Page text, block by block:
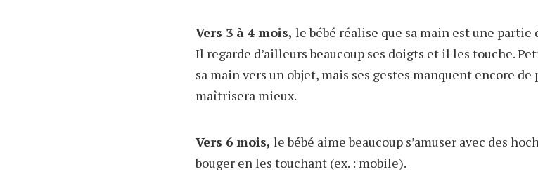
Vers 3 à 4 mois, le bébé réalise que sa main est une
Il regarde d’ailleurs beaucoup ses doigts et il les touche.
sa main vers un objet, mais ses gestes manquent encore
maîtrisera mieux.
Vers 6 mois, le bébé aime beaucoup s’amuser avec des
bouger en les touchant (ex. : mobile).